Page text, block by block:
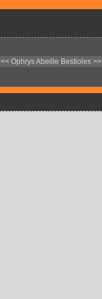
<< Ophrys Abeille Bestioles >>